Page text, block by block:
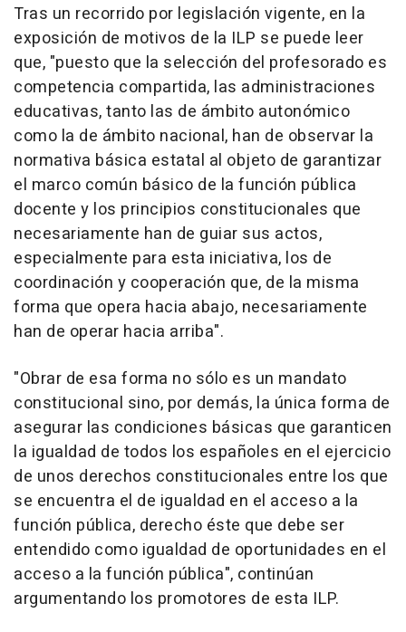
Tras un recorrido por legislación vigente, en la
exposición de motivos de la ILP se puede leer
que, "puesto que la selección del profesorado es
competencia compartida, las administraciones
educativas, tanto las de ámbito autonómico
como la de ámbito nacional, han de observar la
normativa básica estatal al objeto de garantizar
el marco común básico de la función pública
docente y los principios constitucionales que
necesariamente han de guiar sus actos,
especialmente para esta iniciativa, los de
coordinación y cooperación que, de la misma
forma que opera hacia abajo, necesariamente
han de operar hacia arriba".
"Obrar de esa forma no sólo es un mandato
constitucional sino, por demás, la única forma de
asegurar las condiciones básicas que garanticen
la igualdad de todos los españoles en el ejercicio
de unos derechos constitucionales entre los que
se encuentra el de igualdad en el acceso a la
función pública, derecho éste que debe ser
entendido como igualdad de oportunidades en el
acceso a la función pública", continúan
argumentando los promotores de esta ILP.